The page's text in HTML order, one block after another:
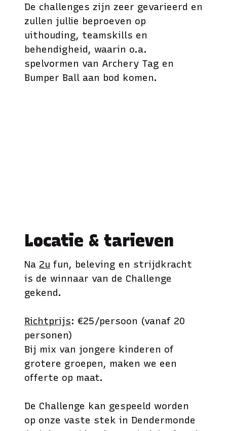
De challenges zijn zeer gevarieerd en
zullen jullie beproeven op
uithouding, teamskills en
behendigheid, waarin o.a.
spelvormen van Archery Tag en
Bumper Ball aan bod komen.
Locatie & tarieven
Na 2u fun, beleving en strijdkracht
is de winnaar van de Challenge
gekend.
Richtprijs: €25/persoon (vanaf 20
personen)
Bij mix van jongere kinderen of
grotere groepen, maken we een
offerte op maat.
De Challenge kan gespeeld worden
op onze vaste stek in Dendermonde